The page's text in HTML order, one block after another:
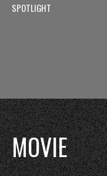
SPOTLIGHT
MOVIE